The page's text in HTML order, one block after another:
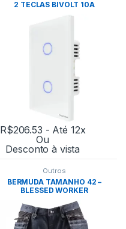
2 TECLAS BIVOLT 10A
R$206.53 - Até 12x
Ou
Desconto à vista
Outros
BERMUDA TAMANHO 42 –
BLESSED WORKER